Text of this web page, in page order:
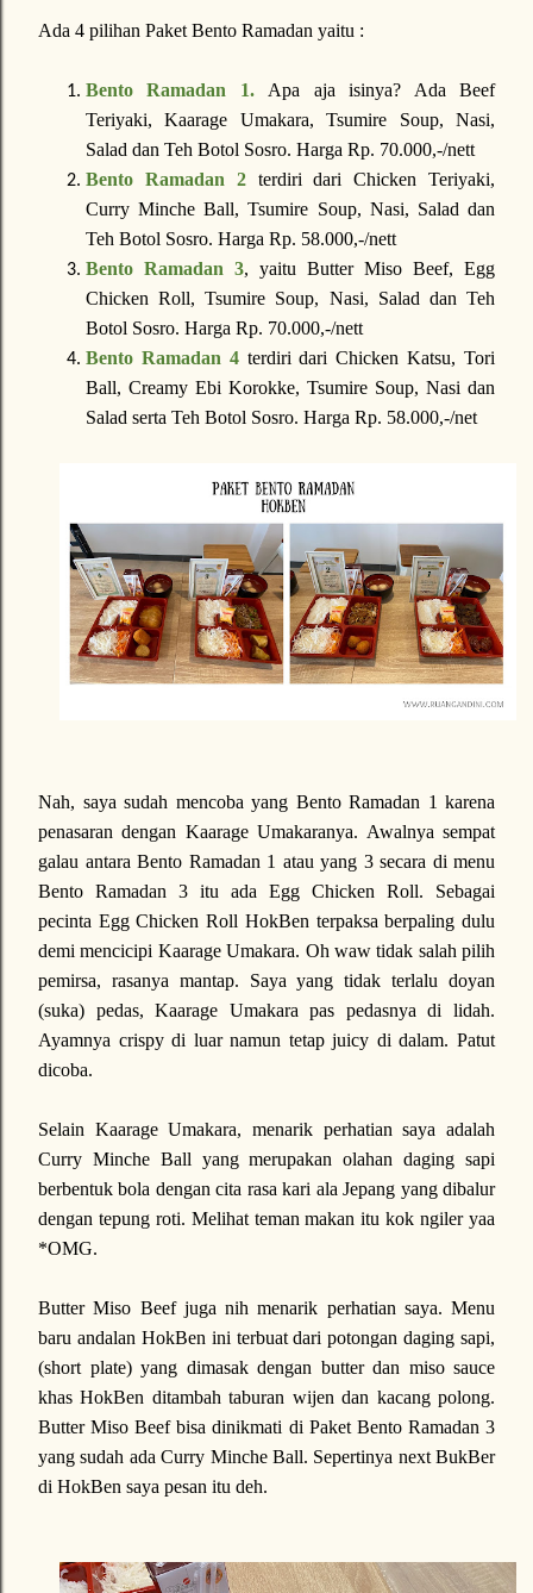
Ada 4 pilihan Paket Bento Ramadan yaitu :
Bento Ramadan 1.Apa aja isinya? Ada Beef
Teriyaki, Kaarage Umakara, Tsumire Soup, Nasi,
Salad dan Teh Botol Sosro. Harga Rp. 70.000,-/nett
Bento Ramadan 2terdiri dari Chicken Teriyaki,
Curry Minche Ball, Tsumire Soup, Nasi, Salad dan
Teh Botol Sosro. Harga Rp. 58.000,-/nett
Bento Ramadan 3, yaitu Butter Miso Beef, Egg
Chicken Roll, Tsumire Soup, Nasi, Salad dan Teh
Botol Sosro. Harga Rp. 70.000,-/nett
Bento Ramadan 4terdiri dari Chicken Katsu, Tori
Ball, Creamy Ebi Korokke, Tsumire Soup, Nasi dan
Salad serta Teh Botol Sosro. Harga Rp. 58.000,-/net
Nah, saya sudah mencoba yang Bento Ramadan 1 karena
penasaran dengan Kaarage Umakaranya. Awalnya sempat
galau antara Bento Ramadan 1 atau yang 3 secara di menu
Bento Ramadan 3 itu ada Egg Chicken Roll. Sebagai
pecinta Egg Chicken Roll HokBen terpaksa berpaling dulu
demi mencicipi Kaarage Umakara. Oh waw tidak salah pilih
pemirsa, rasanya mantap. Saya yang tidak terlalu doyan
(suka) pedas, Kaarage Umakara pas pedasnya di lidah.
Ayamnya crispy di luar namun tetap juicy di dalam. Patut
dicoba.
Selain Kaarage Umakara, menarik perhatian saya adalah
Curry Minche Ball yang merupakan olahan daging sapi
berbentuk bola dengan cita rasa kari ala Jepang yang dibalur
dengan tepung roti. Melihat teman makan itu kok ngiler yaa
*OMG.
Butter Miso Beef juga nih menarik perhatian saya. Menu
baru andalan HokBen ini terbuat dari potongan daging sapi,
(short plate) yang dimasak dengan butter dan miso sauce
khas HokBen ditambah taburan wijen dan kacang polong.
Butter Miso Beef bisa dinikmati di Paket Bento Ramadan 3
yang sudah ada Curry Minche Ball. Sepertinya next BukBer
di HokBen saya pesan itu deh.